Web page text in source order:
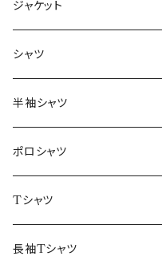
ジャケット
～44/S
46/M
48/L
50/XL～
シャツ
～44/S
46/M
48/L
50/XL～
半袖シャツ
～44/S
46/M
48/L
ポロシャツ
～44/S
46/M
Tシャツ
～44/S
長袖Tシャツ